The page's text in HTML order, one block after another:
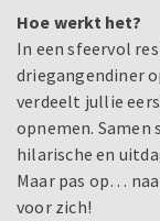
Hoe werkt het?
In een sfeervol
driegangendiner
verdeelt jullie
opnemen. Samen
hilarische en
Maar pas op…
voor zich!